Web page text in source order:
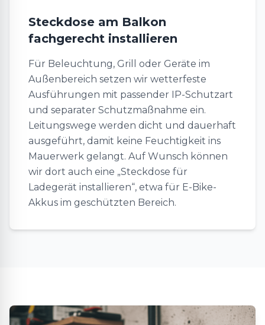
Steckdose am Balkon
fachgerecht installieren
Für Beleuchtung, Grill oder Geräte im
Außenbereich setzen wir wetterfeste
Ausführungen mit passender IP-Schutzart
und separater Schutzmaßnahme ein.
Leitungswege werden dicht und dauerhaft
ausgeführt, damit keine Feuchtigkeit ins
Mauerwerk gelangt. Auf Wunsch können
wir dort auch eine „Steckdose für
Ladegerät installieren“, etwa für E-Bike-
Akkus im geschützten Bereich.